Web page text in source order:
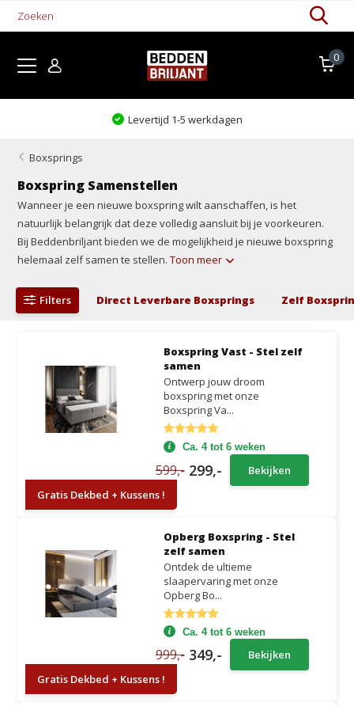
0
Levertijd 1-5 werkdagen
Boxsprings
Boxspring Samenstellen
Wanneer je een nieuwe boxspring wilt aanschaffen, is het
natuurlijk belangrijk dat deze volledig aansluit bij je voorkeuren.
Bij Beddenbriljant bieden we de mogelijkheid je nieuwe boxspring
helemaal zelf samen te stellen.Toon meer
Filters Direct Leverbare Boxsprings Zelf
Gratis Dekbed + Kussens !
Boxspring Vast - Stel zelf
samen
Ontwerp jouw droom
boxspring met onze
Boxspring Va...
Ca. 4 tot 6 weken
599,- 299,- Bekijken
Gratis Dekbed + Kussens !
Opberg Boxspring - Stel
zelf samen
Ontdek de ultieme
slaapervaring met onze
Opberg Bo...
Ca. 4 tot 6 weken
999,- 349,- Bekijken